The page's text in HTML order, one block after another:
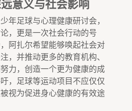
意义与社会影响
年足球与心理健康研讨会，
，更是一次社会行动的号
阿扎尔希望能够唤起社会对
，并推动更多的教育机构、
力，创造一个更为健康的成
，足球等运动项目不应仅仅
视为促进身心健康的有效途